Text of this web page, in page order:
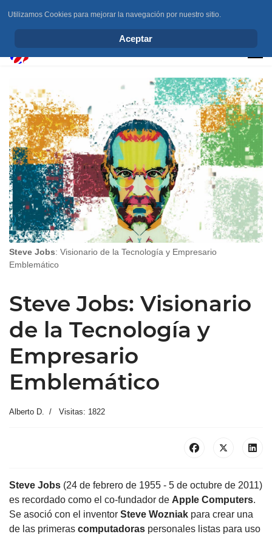
Steve Jobs: Visionario de la Tecnología y Empresario
Emblemático
Steve Jobs: Visionario
de la Tecnología y
Empresario
Emblemático
Alberto D. Visitas: 1822
Steve Jobs (24 de febrero de 1955 - 5 de octubre de 2011)
es recordado como el co-fundador de Apple Computers.
Se asoció con el inventor Steve Wozniak para crear una
de las primeras computadoras personales listas para uso
Utilizamos Cookies para mejorar la navegación por nuestro sitio.
Aceptar